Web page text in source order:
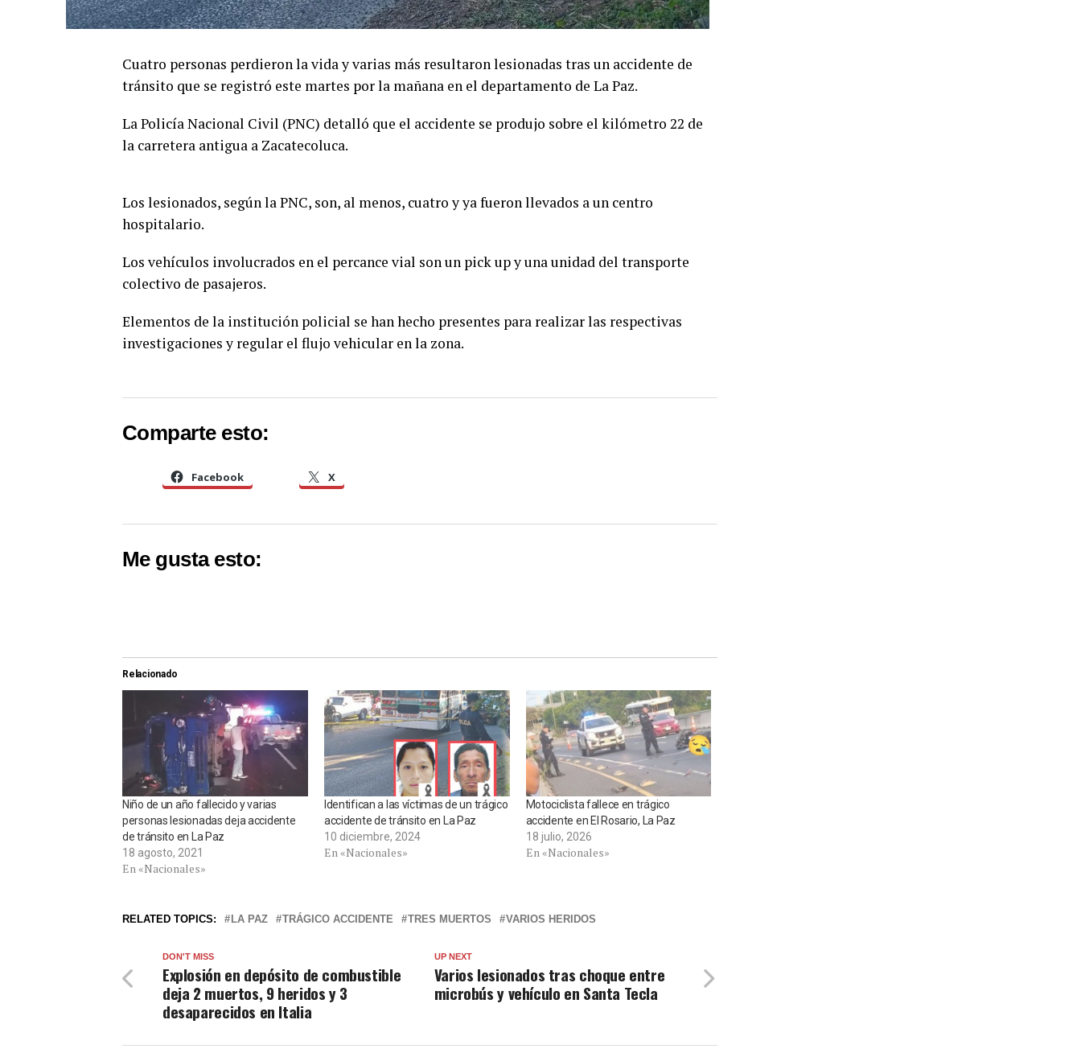
Cuatro personas perdieron la vida y varias más resultaron lesionadas tras un accidente de
tránsito que se registró este martes por la mañana en el departamento de La Paz.
La Policía Nacional Civil (PNC) detalló que el accidente se produjo sobre el kilómetro 22 de
la carretera antigua a Zacatecoluca.
Los lesionados, según la PNC, son, al menos, cuatro y ya fueron llevados a un centro
hospitalario.
Los vehículos involucrados en el percance vial son un pick up y una unidad del transporte
colectivo de pasajeros.
Elementos de la institución policial se han hecho presentes para realizar las respectivas
investigaciones y regular el flujo vehicular en la zona.
Comparte esto:
Facebook X
Me gusta esto:
Relacionado
Niño de un año fallecido y varias
personas lesionadas deja accidente
de tránsito en La Paz
18 agosto, 2021
En «Nacionales»
Identifican a las víctimas de un trágico
accidente de tránsito en La Paz
10 diciembre, 2024
En «Nacionales»
Motociclista fallece en trágico
accidente en El Rosario, La Paz
18 julio, 2026
En «Nacionales»
RELATED TOPICS: LA PAZ TRÁGICO ACCIDENTE TRES MUERTOS VARIOS HERIDOS
UP NEXT
Varios lesionados tras choque entre
microbús y vehículo en Santa Tecla
DON'T MISS
Explosión en depósito de combustible
deja 2 muertos, 9 heridos y 3
desaparecidos en Italia